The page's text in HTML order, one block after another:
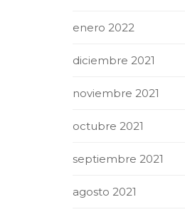
enero 2022
diciembre 2021
noviembre 2021
octubre 2021
septiembre 2021
agosto 2021